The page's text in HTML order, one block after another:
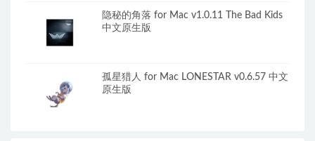
隐秘的角落 for Mac v1.0.11 The Bad Kids
中文原生版
孤星猎人 for Mac LONESTAR v0.6.57 中文
原生版